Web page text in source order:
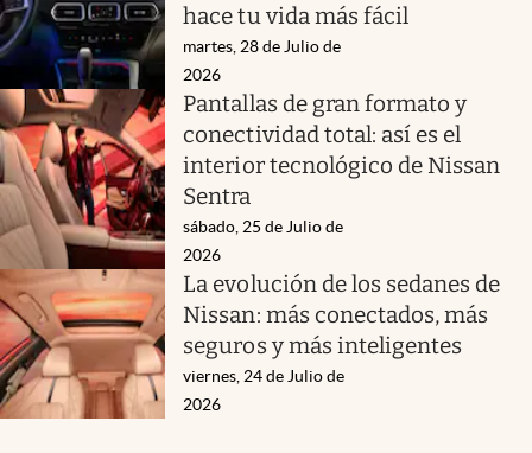
hace tu vida más fácil
martes, 28 de Julio de
2026
Pantallas de gran formato y
conectividad total: así es el
interior tecnológico de Nissan
Sentra
sábado, 25 de Julio de
2026
La evolución de los sedanes de
Nissan: más conectados, más
seguros y más inteligentes
viernes, 24 de Julio de
2026